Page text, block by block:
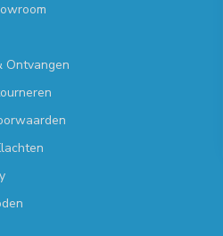
Ontvangen